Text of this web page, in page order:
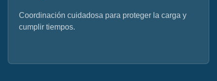
Coordinación cuidadosa para proteger la carga y
cumplir tiempos.